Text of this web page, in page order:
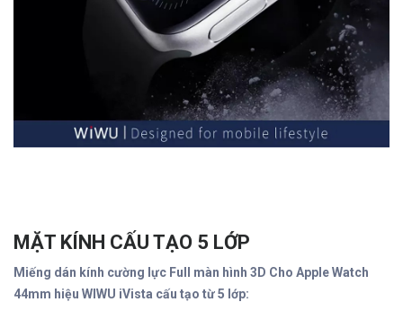
MẶT KÍNH CẤU TẠO 5 LỚP
Miếng dán kính cường lực Full màn hình 3D Cho Apple Watch
44mm hiệu WIWU iVista cấu tạo từ 5 lớp: